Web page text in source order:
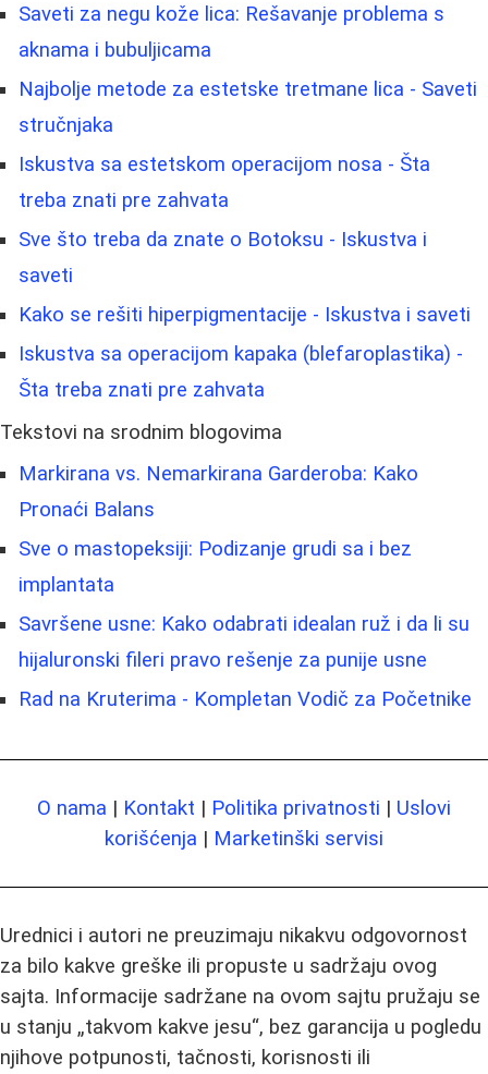
Saveti za negu kože lica: Rešavanje problema s
aknama i bubuljicama
Najbolje metode za estetske tretmane lica - Saveti
stručnjaka
Iskustva sa estetskom operacijom nosa - Šta
treba znati pre zahvata
Sve što treba da znate o Botoksu - Iskustva i
saveti
Kako se rešiti hiperpigmentacije - Iskustva i saveti
Iskustva sa operacijom kapaka (blefaroplastika) -
Šta treba znati pre zahvata
Tekstovi na srodnim blogovima
Markirana vs. Nemarkirana Garderoba: Kako
Pronaći Balans
Sve o mastopeksiji: Podizanje grudi sa i bez
implantata
Savršene usne: Kako odabrati idealan ruž i da li su
hijaluronski fileri pravo rešenje za punije usne
Rad na Kruterima - Kompletan Vodič za Početnike
O nama | Kontakt | Politika privatnosti | Uslovi
korišćenja | Marketinški servisi
Urednici i autori ne preuzimaju nikakvu odgovornost
za bilo kakve greške ili propuste u sadržaju ovog
sajta. Informacije sadržane na ovom sajtu pružaju se
u stanju „takvom kakve jesu“, bez garancija u pogledu
njihove potpunosti, tačnosti, korisnosti ili